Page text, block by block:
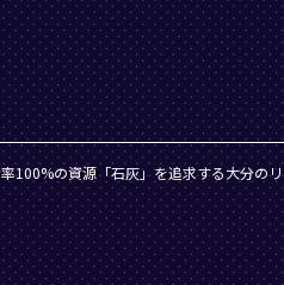
100%の資源「石灰」を追求する大分の